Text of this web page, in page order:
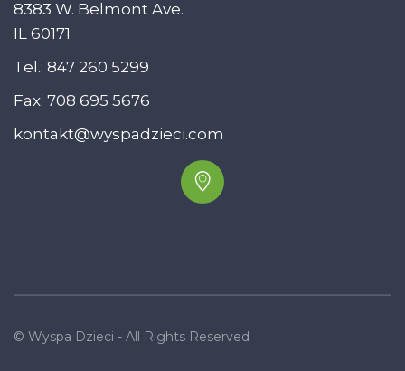
8383 W. Belmont Ave.
IL 60171
Tel.: 847 260 5299
Fax: 708 695 5676
kontakt@wyspadzieci.com
© Wyspa Dzieci - All Rights Reserved